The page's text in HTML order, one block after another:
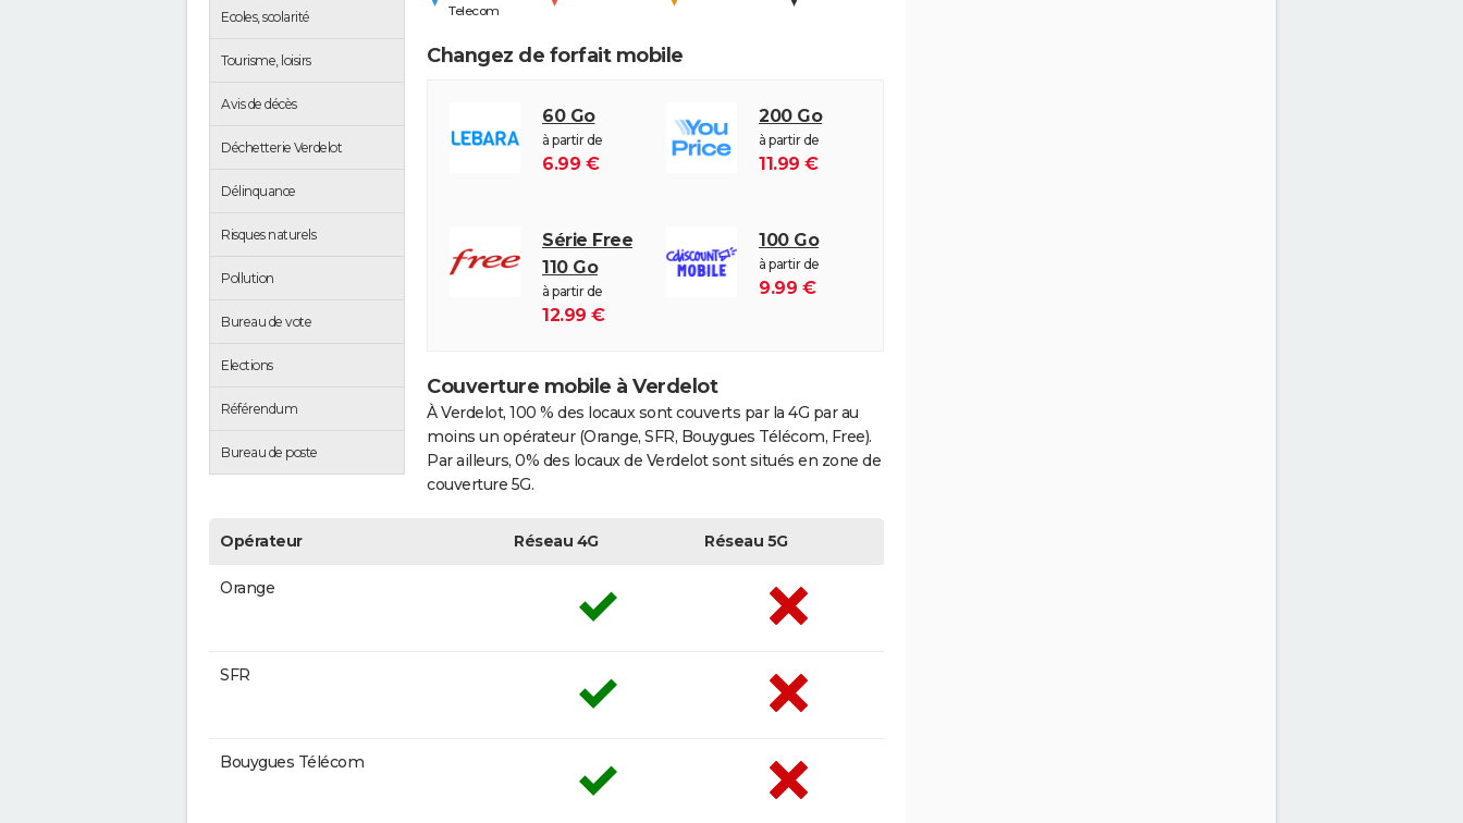
Ecoles, scolarité
Tourisme, loisirs
Avis de décès
Déchetterie Verdelot
Délinquance
Risques naturels
Pollution
Bureau de vote
Elections
Référendum
Bureau de poste
Telecom
Changez de forfait mobile
60 Go
à partir de
6.99 €
200 Go
à partir de
11.99 €
Série Free
110 Go
à partir de
12.99 €
100 Go
à partir de
9.99 €
Couverture mobile à Verdelot
À Verdelot, 100 % des locaux sont couverts par la 4G par au
moins un opérateur (Orange, SFR, Bouygues Télécom, Free).
Par ailleurs, 0% des locaux de Verdelot sont situés en zone de
couverture 5G.
Opérateur Réseau 4G Réseau 5G
Orange
SFR
Bouygues Télécom